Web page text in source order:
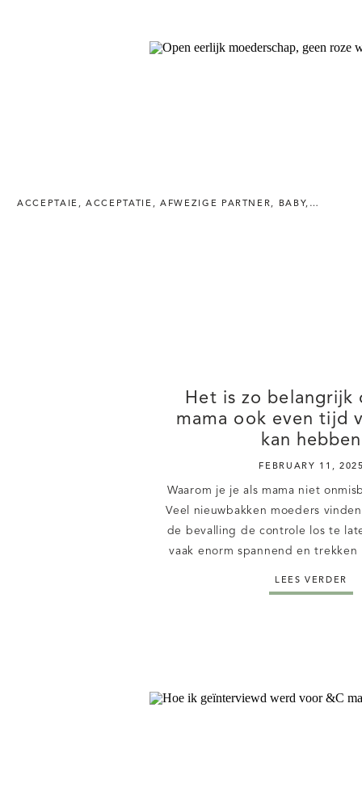
ACCEPTAIE ,ACCEPTATIE , AFWEZIGE PARTNER, BABY,
Het is zo belangrijk
mama ook even tijd
kan hebben
FEBRUARY 11,
Waarom je je als mama niet
Veel nieuwbakken moeders
de bevalling de controle los te
vaak enorm spannend en
soort dingen ook enorm goed
LEES VERDER